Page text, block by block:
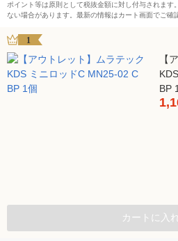
ポイント等は原則として税抜金額に対し付与されま
ない場合があります。最新の情報はカート画面でご確
1
【
BP
カートに入